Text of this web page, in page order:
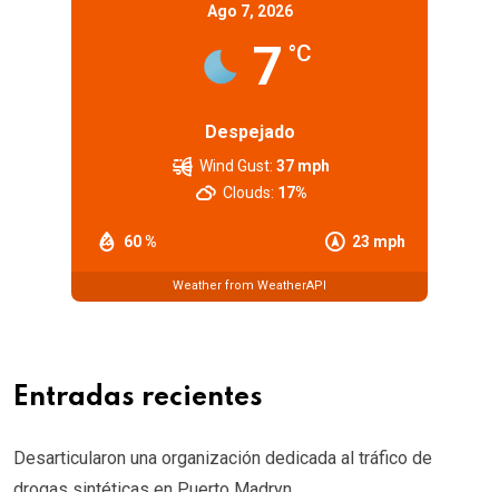
Ago 7, 2026
7 °C
Despejado
60 % 23 mph
Wind Gust: 37 mph
Clouds: 17%
Weather from WeatherAPI
Entradas recientes
Desarticularon una organización dedicada al tráfico de